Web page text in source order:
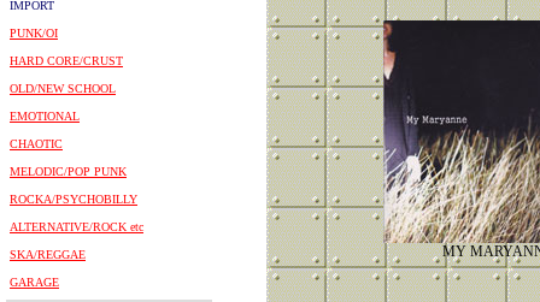
IMPORT
PUNK/OI
HARD CORE/CRUST
OLD/NEW SCHOOL
EMOTIONAL
CHAOTIC
MELODIC/POP PUNK
ROCKA/PSYCHOBILLY
ALTERNATIVE/ROCK etc
SKA/REGGAE
GARAGE
MY